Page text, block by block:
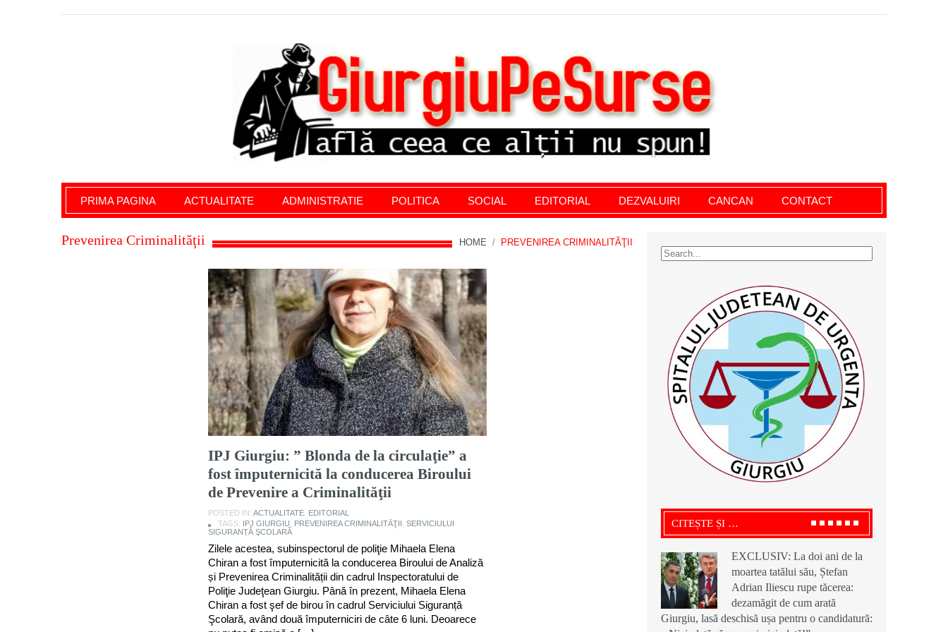
Giurgiu Pe Surse – actualitate giurgiu, administratie giurgiu, stiri politice, social economic, editoriale giurgiu, dezvaluiri, soc, cancan, stiri locale
PRIMA PAGINA ACTUALITATE ADMINISTRATIE POLITICA SOCIAL EDITORIAL DEZVALUIRI CANCAN CONTACT
HOME / PREVENIREA CRIMINALITĂŢII
Prevenirea Criminalităţii
IPJ Giurgiu: ” Blonda de la circulaţie” a
fost împuternicită la conducerea Biroului
de Prevenire a Criminalităţii
POSTED IN: ACTUALITATE, EDITORIAL
TAGS: IPJ GIURGIU PREVENIREA CRIMINALITĂŢII SERVICIULUI
SIGURANȚĂ ŞCOLARĂ
Zilele acestea, subinspectorul de poliţie Mihaela Elena
Chiran a fost împuternicită la conducerea Biroului de Analiză
și Prevenirea Criminalității din cadrul Inspectoratului de
Poliţie Judeţean Giurgiu. Până în prezent, Mihaela Elena
Chiran a fost şef de birou în cadrul Serviciului Siguranță
Şcolară, având două împuterniciri de câte 6 luni. Deoarece
CITEȘTE ȘI …
EXCLUSIV: La doi ani de la
moartea tatălui său, Ștefan
Adrian Iliescu rupe tăcerea:
dezamăgit de cum arată
Giurgiu, lasă deschisă ușa pentru o candidatură: